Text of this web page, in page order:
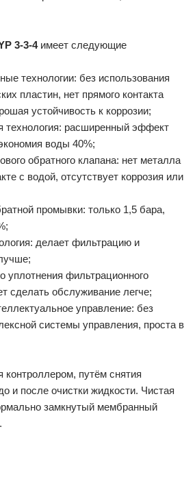
3-3-4имеет следующие
технологии: без использования
пластин, нет прямого контакта
устойчивость к коррозии;
технология: расширенный эффект
воды 40%;
обратного клапана: нет металла
с водой, отсутствует коррозия или
промывки: только 1,5 бара,
делает фильтрацию и
уплотнения фильтрационного
сделать обслуживание легче;
управление: без
системы управления, проста в
контроллером, путём снятия
и после очистки жидкости. Чистая
замкнутый мембранный